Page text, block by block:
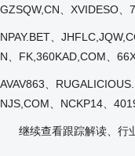
GZSQW,CN、XVIDESO
NPAY.BET、
N、FK,360KAD,COM、
AVAV863、
NJS,COM、NCKP14、
继续查看跟踪解读、行